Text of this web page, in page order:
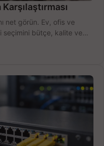
net görün. Ev, ofis ve
seçimini bütçe, kalite ve